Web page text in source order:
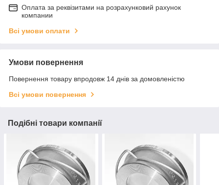
Оплата за реквізитами на розрахунковий рахунок
компании
Всі умови оплати
Умови повернення
Повернення товару впродовж 14 днів за домовленістю
Всі умови повернення
Подібні товари компанії